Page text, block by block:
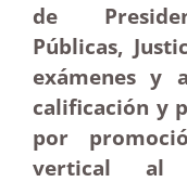
de
Públicas,
exámenes y
calificación y
por
vertical al